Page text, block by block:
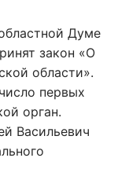
Думе
закон «О
области».
первых
орган.
Васильевич